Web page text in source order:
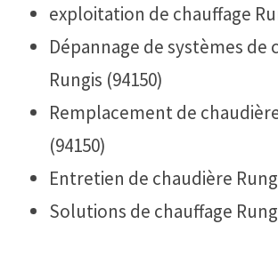
exploitation de chauffage
Dépannage de systèmes de
Rungis (94150)
Remplacement de
(94150)
Entretien de chaudière
Solutions de chauffage